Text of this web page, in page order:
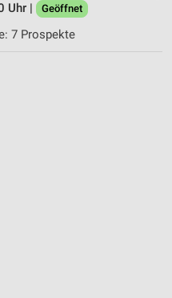
Uhr |
Geöffnet
7 Prospekte